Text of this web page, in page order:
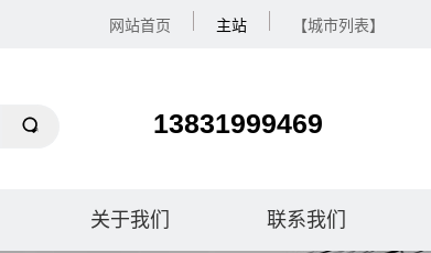
网站首页 主站 【城市列表】
13831999469
关于我们 联系我们